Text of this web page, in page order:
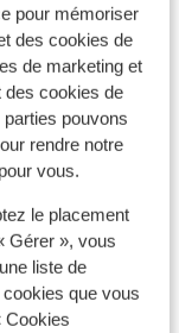
pour mémoriser
des cookies de
de marketing et
des cookies de
pouvons
rendre notre
vous.
le placement
Gérer », vous
liste de
que vous
Cookies
aux